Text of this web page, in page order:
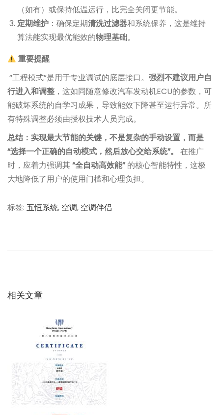
（如有）或保持低温运行，比完全关闭更节能。
定期维护 ：确保定期清洗过滤器和系统保养，这是维持
算法能实现最优能效的物理基础。
重要提醒
“工程模式”是用于专业调试的底层接口。 强烈不建议用户自
行进入和调整 ，这如同随意修改汽车发动机ECU的参数，可
能破坏系统的自学习成果，导致能效下降甚至运行异常。所
有特殊调整必须由授权技术人员完成。
总结：实现最大节能的关键，不是复杂的手动设置，而是
“选择一个正确的自动模式，然后放心交给系统”。
在推广
时，应着力强调其“全自动高效能”的核心智能特性，这极
大地降低了用户的使用门槛和心理负担。
标签: 五恒系统, 空调, 空调伴侣
航
：
：
运
行
数
相关文章